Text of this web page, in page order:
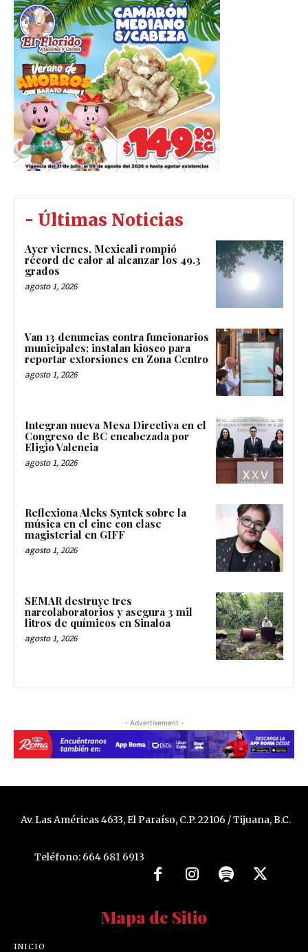
- Últimas Noticias
Ayer viernes, Mexicali rompió
récord de calor al alcanzar los 49.3
grados
agosto 1, 2026
Van 13 denuncias contra funcionarios
municipales; instalan kiosco para
reportar extorsiones en Zona Centro
agosto 1, 2026
Integran nueva Mesa Directiva en el
Congreso de BC encabezada por
Eligio Valencia
agosto 1, 2026
Reflexiona Aleks Syntek sobre la
música en el cine con clase
magisterial en GIFF
agosto 1, 2026
SEMAR destruye tres
narcolaboratorios y asegura 3 mil
litros de químicos en Sinaloa
agosto 1, 2026
- Advertisement -
Av. Las Américas 4633, El Paraíso, C.P. 22106 / Tijuana, B.C.
Teléfono: 664 681 6913
Mapa de Sitio
INICIO